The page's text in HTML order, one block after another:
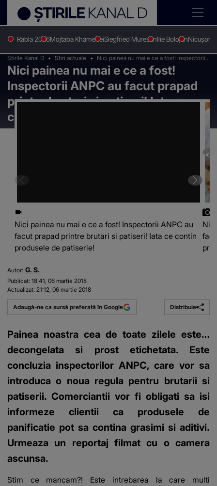
Rabla 2026Mojtaba KhameneiSiegfried MuresanIlie BolojanNicușor
Stirile Kanal D Stiri actuale
Nici painea nu mai e ce a fost! Inspectorii
ANPC au facut prapad printre brutari si
patiseri! Iata ce contin produsele de
patiserie!
Nici painea nu mai e ce a fost!
Inspectorii ANPC au facut prapad
printre brutari si patiseri! Iata ce
contin produsele de patiserie!
Nici painea nu mai e ce a fost! Inspectorii ANPC au
facut prapad printre brutari si patiseri! Iata ce contin
produsele de patiserie!
Autor: G. S.
Publicat: 18:41, 06 martie 2018
Actualizat: 21:12, 06 martie 2018
Adaugă-ne ca sursă preferată în Google Distribuie
Painea noastra cea de toate zilele este…
decongelata si prost etichetata. Este
concluzia inspectorilor ANPC, care vor sa
introduca o noua regula pentru brutarii si
patiserii. Comerciantii vor fi obligati sa isi
informeze clientii ca produsele de
panificatie pot sa contina grasimi si aditivi.
Urmeaza un reportaj filmat cu o camera
ascunsa.
Stim ce mancam?! Este intrebarea la care multi